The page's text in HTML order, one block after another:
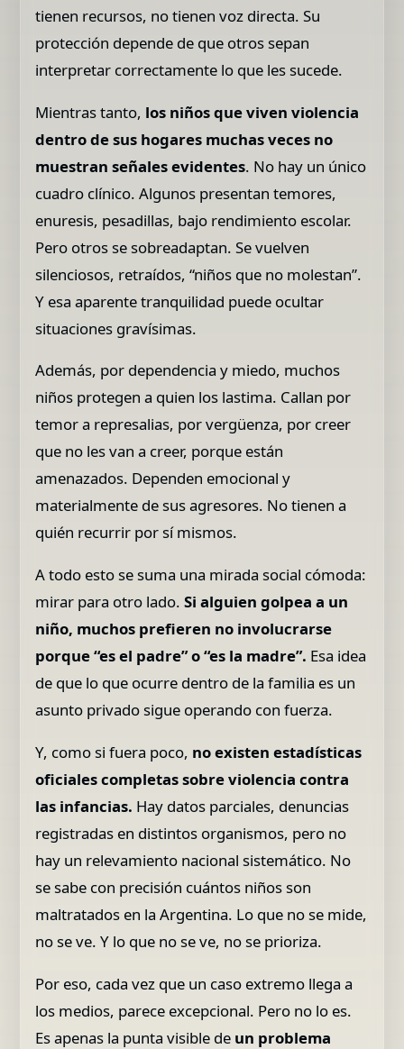
tienen recursos, no tienen voz directa. Su
protección depende de que otros sepan
interpretar correctamente lo que les sucede.
Mientras tanto, los niños que viven violencia
dentro de sus hogares muchas veces no
muestran señales evidentes. No hay un único
cuadro clínico. Algunos presentan temores,
enuresis, pesadillas, bajo rendimiento escolar.
Pero otros se sobreadaptan. Se vuelven
silenciosos, retraídos, “niños que no molestan”.
Y esa aparente tranquilidad puede ocultar
situaciones gravísimas.
Además, por dependencia y miedo, muchos
niños protegen a quien los lastima. Callan por
temor a represalias, por vergüenza, por creer
que no les van a creer, porque están
amenazados. Dependen emocional y
materialmente de sus agresores. No tienen a
quién recurrir por sí mismos.
A todo esto se suma una mirada social cómoda:
mirar para otro lado.Si alguien golpea a un
niño, muchos prefieren no involucrarse
porque “es el padre” o “es la madre”. Esa idea
de que lo que ocurre dentro de la familia es un
asunto privado sigue operando con fuerza.
Y, como si fuera poco, no existen estadísticas
oficiales completas sobre violencia contra
las infancias. Hay datos parciales, denuncias
registradas en distintos organismos, pero no
hay un relevamiento nacional sistemático. No
se sabe con precisión cuántos niños son
maltratados en la Argentina. Lo que no se mide,
no se ve. Y lo que no se ve, no se prioriza.
Por eso, cada vez que un caso extremo llega a
los medios, parece excepcional. Pero no lo es.
Es apenas la punta visible de un problema